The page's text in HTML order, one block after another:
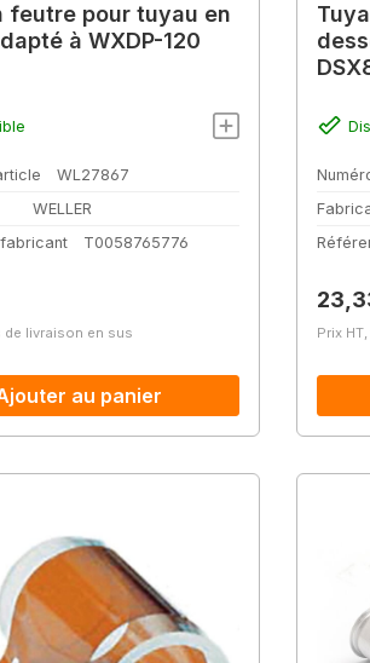
feutre pour tuyau en
à WXDP-120
WL27867
WELLER
T0058765776
:
de livraison en sus
au panier
Prix
Prix